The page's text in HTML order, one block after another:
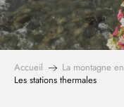
Accueil La montagne
Les stations thermales